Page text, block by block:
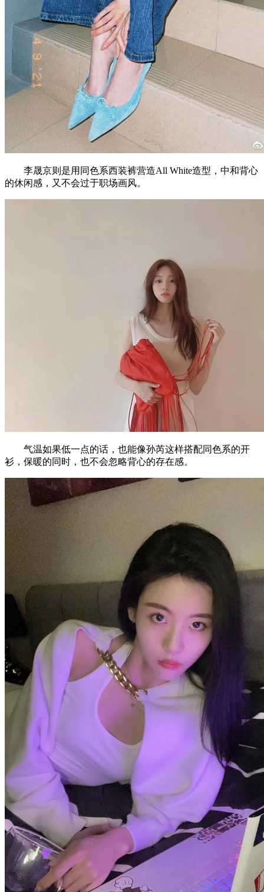
李晟京则是用同色系西装裤营造All White造型，中和背心
的休闲感，又不会过于职场画风。
气温如果低一点的话，也能像孙芮这样搭配同色系的开
衫，保暖的同时，也不会忽略背心的存在感。